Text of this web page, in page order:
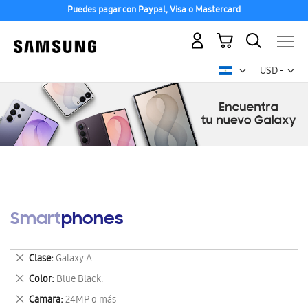
Puedes pagar con Paypal, Visa o Mastercard
USD -
dólar
Mi carrito
Smartphones
Clase Galaxy A
Eliminar
este
artículo
Color Blue Black.
Eliminar
este
Camara 24MP o más
Eliminar